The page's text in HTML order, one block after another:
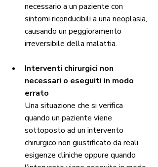
necessario a un paziente con
sintomi riconducibili a una neoplasia,
causando un peggioramento
irreversibile della malattia.
Interventi chirurgici non
necessari o eseguiti in modo
errato
Una situazione che si verifica
quando un paziente viene
sottoposto ad un intervento
chirurgico non giustificato da reali
esigenze cliniche oppure quando